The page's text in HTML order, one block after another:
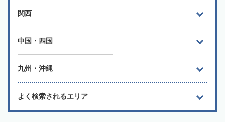
関西
中国・四国
九州・沖縄
よく検索されるエリア